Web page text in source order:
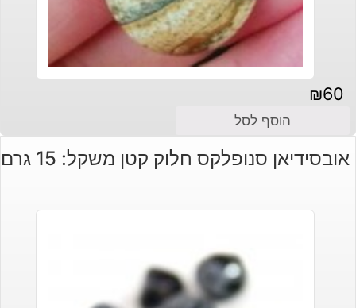
₪60
הוסף לסל
אובסידיאן סנופלקס חלוק קטן משקל: 15 גרם